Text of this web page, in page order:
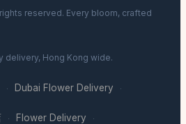
reserved. Every bloom, crafted
delivery, Hong Kong wide.
· Dubai Flower Delivery ·
· Flower Delivery ·